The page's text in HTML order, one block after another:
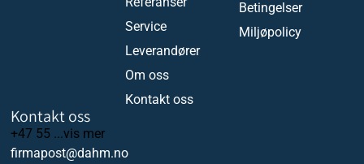
Service
Leverandører
Om oss
Kontakt oss
Betingelser
Miljøpolicy
Kontakt oss
+47 55 ...vis mer
firmapost@dahm.no